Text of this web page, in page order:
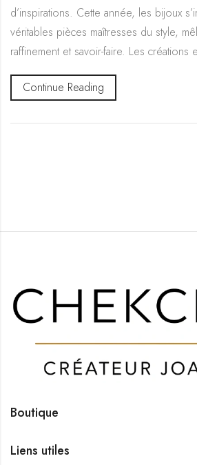
d’inspirations. Cette année, les bijoux
véritables pièces maîtresses du style,
raffinement et savoir-faire. Les
Continue Reading
Boutique
Liens utiles